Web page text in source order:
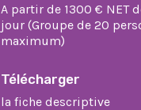
A partir de 1300 € NET
jour (Groupe de 20
maximum)
Télécharger
la fiche descriptive